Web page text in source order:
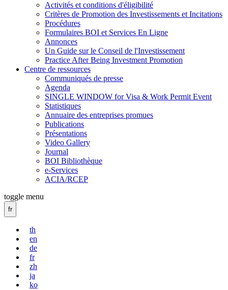
Activités et conditions d'éligibilité
Critères de Promotion des Investissements et Incitations
Procédures
Formulaires BOI et Services En Ligne
Annonces
Un Guide sur le Conseil de l'Investissement
Practice After Being Investment Promotion
Centre de ressources
Communiqués de presse
Agenda
SINGLE WINDOW for Visa & Work Permit Event
Statistiques
Annuaire des entreprises promues
Publications
Présentations
Video Gallery
Journal
BOI Bibliothèque
e-Services
ACIA/RCEP
toggle menu
fr
th
en
de
fr
zh
ja
ko